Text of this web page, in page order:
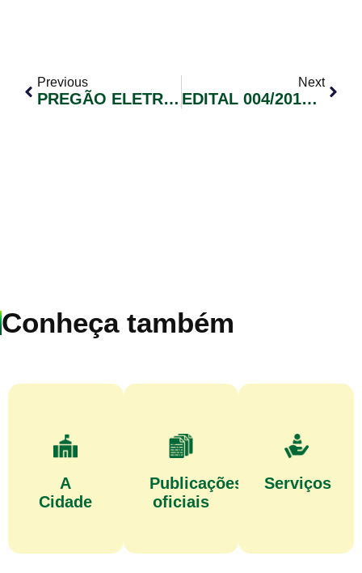
Previous
PREGÃO ELETRÔNICO 036/2019
Next
EDITAL 004/2019 ANULAÇÃO DAS INSCRIÇÕES E NOVOS PRAZOS
Conheça também
A
Cidade
Publicações
oficiais
Serviços